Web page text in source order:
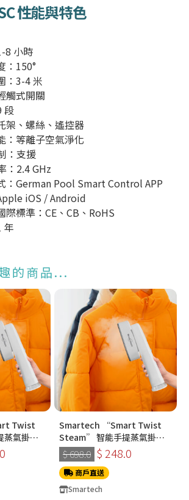
性能與特色
8 小時
：150°
：3-4 米
觸式開關
段
架、螺絲、遙控器
：等離子空氣淨化
：支援
：2.4 GHz
：German Pool Smart Control APP
iOS / Android
際標準：CE、CB、RoHS
年
的商品...
Twist
氣掛燙
Smartech “Smart Twist
Steam” 智能手提蒸氣掛燙
機 (SS-8108)
$ 698.0 $ 248.0
商戶直送
Smartech